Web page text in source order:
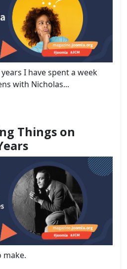
I have spent a week
with Nicholas...
Things on
make.